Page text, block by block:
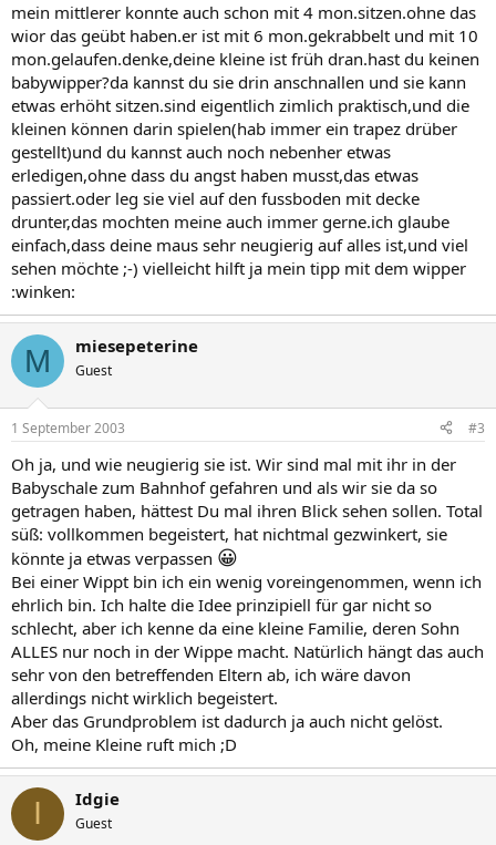
mein mittlerer konnte auch schon mit 4 mon.sitzen.ohne das
wior das geübt haben.er ist mit 6 mon.gekrabbelt und mit 10
mon.gelaufen.denke,deine kleine ist früh dran.hast du keinen
babywipper?da kannst du sie drin anschnallen und sie kann
etwas erhöht sitzen.sind eigentlich zimlich praktisch,und die
kleinen können darin spielen(hab immer ein trapez drüber
gestellt)und du kannst auch noch nebenher etwas
erledigen,ohne dass du angst haben musst,das etwas
passiert.oder leg sie viel auf den fussboden mit decke
drunter,das mochten meine auch immer gerne.ich glaube
einfach,dass deine maus sehr neugierig auf alles ist,und viel
sehen möchte ;-) vielleicht hilft ja mein tipp mit dem wipper
:winken:
M miesepeterine
Guest
1 September 2003 #3
Oh ja, und wie neugierig sie ist. Wir sind mal mit ihr in der
Babyschale zum Bahnhof gefahren und als wir sie da so
getragen haben, hättest Du mal ihren Blick sehen sollen. Total
süß: vollkommen begeistert, hat nichtmal gezwinkert, sie
könnte ja etwas verpassen 😀
Bei einer Wippt bin ich ein wenig voreingenommen, wenn ich
ehrlich bin. Ich halte die Idee prinzipiell für gar nicht so
schlecht, aber ich kenne da eine kleine Familie, deren Sohn
ALLES nur noch in der Wippe macht. Natürlich hängt das auch
sehr von den betreffenden Eltern ab, ich wäre davon
allerdings nicht wirklich begeistert.
Aber das Grundproblem ist dadurch ja auch nicht gelöst.
Oh, meine Kleine ruft mich ;D
I Idgie
Guest